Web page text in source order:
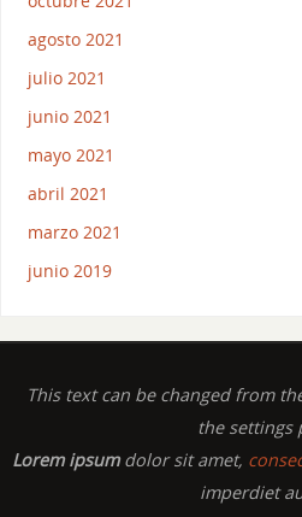
agosto 2021
julio 2021
junio 2021
mayo 2021
abril 2021
marzo 2021
junio 2019
This text can be changed from
the settings
Lorem ipsumdolor sit amet,
imperdiet